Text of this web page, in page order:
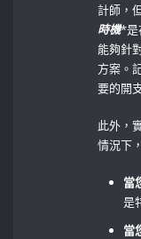
計師，
時機*是
能夠針
方案。
要的開
此外，
情況下
當
是
當